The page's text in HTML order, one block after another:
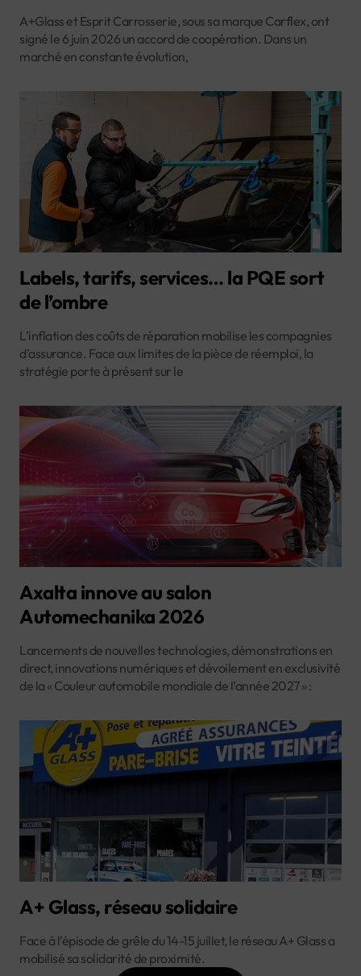
A+Glass et Esprit Carrosserie, sous sa marque Carflex, ont
signé le 6 juin 2026 un accord de coopération. Dans un
marché en constante évolution,
Labels, tarifs, services… la PQE sort
de l’ombre
L’inflation des coûts de réparation mobilise les compagnies
d’assurance. Face aux limites de la pièce de réemploi, la
stratégie porte à présent sur le
Axalta innove au salon
Automechanika 2026
Lancements de nouvelles technologies, démonstrations en
direct, innovations numériques et dévoilement en exclusivité
de la « Couleur automobile mondiale de l’année 2027 » :
A+ Glass, réseau solidaire
Face à l’épisode de grêle du 14-15 juillet, le réseau A+ Glass a
mobilisé sa solidarité de proximité.